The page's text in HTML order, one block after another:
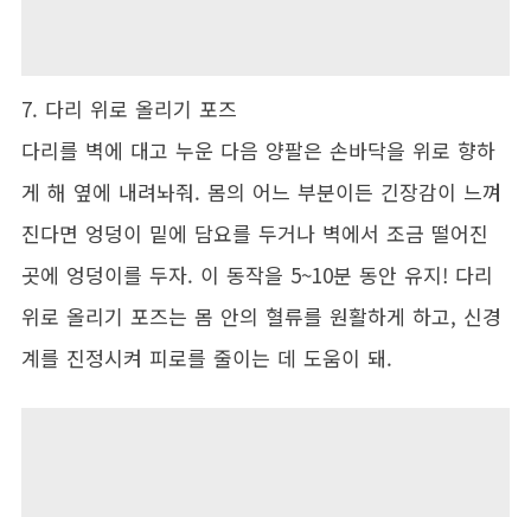
7. 다리 위로 올리기 포즈
다리를 벽에 대고 누운 다음 양팔은 손바닥을 위로 향하
게 해 옆에 내려놔줘. 몸의 어느 부분이든 긴장감이 느껴
진다면 엉덩이 밑에 담요를 두거나 벽에서 조금 떨어진
곳에 엉덩이를 두자. 이 동작을 5~10분 동안 유지! 다리
위로 올리기 포즈는 몸 안의 혈류를 원활하게 하고, 신경
계를 진정시켜 피로를 줄이는 데 도움이 돼.